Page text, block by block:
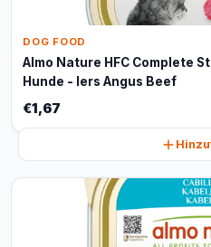
DOG FOOD
Almo Nature HFC Complete
Hunde - Iers Angus Beef
€1,67